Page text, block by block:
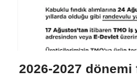
2026-2027 dönemi